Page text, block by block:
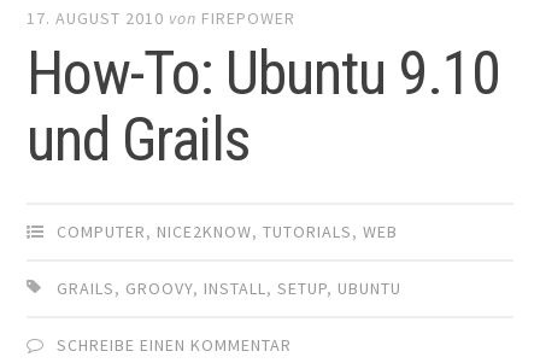
17. AUGUST 2010 von FIREPOWER
How-To: Ubuntu 9.10
und Grails
COMPUTER, NICE2KNOW,TUTORIALS,WEB
GRAILS, GROOVY, INSTALL,SETUP, UBUNTU
SCHREIBE EINEN KOMMENTAR